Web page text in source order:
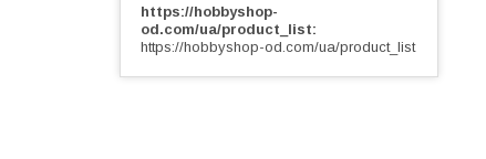
https://hobbyshop-
od.com/ua/product_list
https://hobbyshop-od.com/ua/product_list